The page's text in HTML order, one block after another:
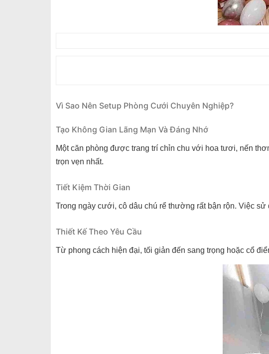
Vì Sao Nên Setup Phòng Cưới Chuyên Nghiệp?
Tạo Không Gian Lãng Mạn Và Đáng Nhớ
Một căn phòng được trang trí chỉn chu với hoa tươi, nến
trọn vẹn nhất.
Tiết Kiệm Thời Gian
Trong ngày cưới, cô dâu chú rể thường rất bận rộn. Việc sử
Thiết Kế Theo Yêu Cầu
Từ phong cách hiện đại, tối giản đến sang trọng hoặc cổ